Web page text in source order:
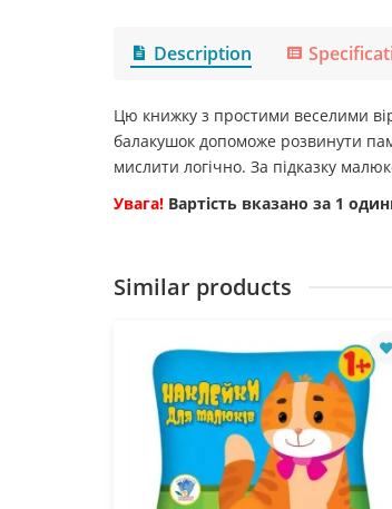
Description
Цю книжку з простими веселими
балакушок допоможе розвинути
мислити логічно. За підказку
Увага! Вартість вказано за 1
Similar products